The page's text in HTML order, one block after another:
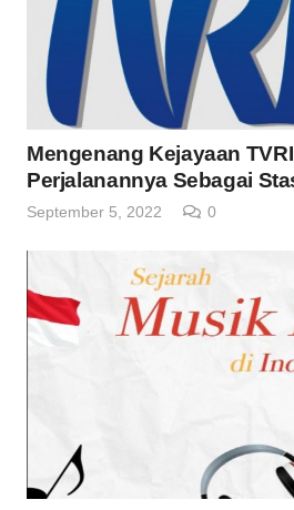
Mengenang Kejayaan
Perjalanannya Sebagai
September 5, 2022 0